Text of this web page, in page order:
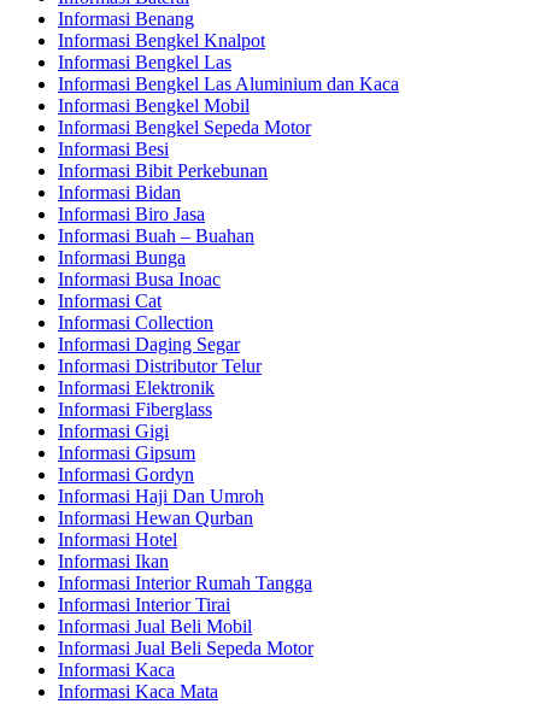
Informasi Benang
Informasi Bengkel Knalpot
Informasi Bengkel Las
Informasi Bengkel Las Aluminium dan Kaca
Informasi Bengkel Mobil
Informasi Bengkel Sepeda Motor
Informasi Besi
Informasi Bibit Perkebunan
Informasi Bidan
Informasi Biro Jasa
Informasi Buah – Buahan
Informasi Bunga
Informasi Busa Inoac
Informasi Cat
Informasi Collection
Informasi Daging Segar
Informasi Distributor Telur
Informasi Elektronik
Informasi Fiberglass
Informasi Gigi
Informasi Gipsum
Informasi Gordyn
Informasi Haji Dan Umroh
Informasi Hewan Qurban
Informasi Hotel
Informasi Ikan
Informasi Interior Rumah Tangga
Informasi Interior Tirai
Informasi Jual Beli Mobil
Informasi Jual Beli Sepeda Motor
Informasi Kaca
Informasi Kaca Mata